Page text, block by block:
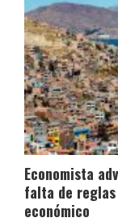
Economista
falta de
económico